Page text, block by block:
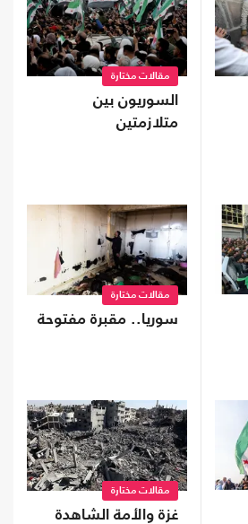
مقالات مختارة
السوريون بين
متلازمتين
مقالات مختارة
سوريا.. مقبرة مفتوحة
مقالات مختارة
غزة والأمة الشاهدة